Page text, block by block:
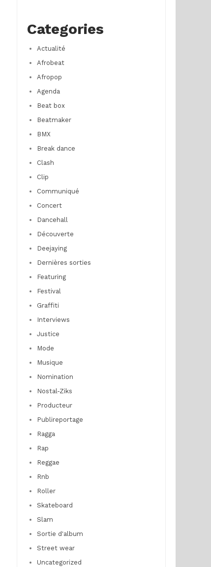
Categories
Actualité
Afrobeat
Afropop
Agenda
Beat box
Beatmaker
BMX
Break dance
Clash
Clip
Communiqué
Concert
Dancehall
Découverte
Deejaying
Dernières sorties
Featuring
Festival
Graffiti
Interviews
Justice
Mode
Musique
Nomination
Nostal-Ziks
Producteur
Publireportage
Ragga
Rap
Reggae
Rnb
Roller
Skateboard
Slam
Sortie d'album
Street wear
Uncategorized